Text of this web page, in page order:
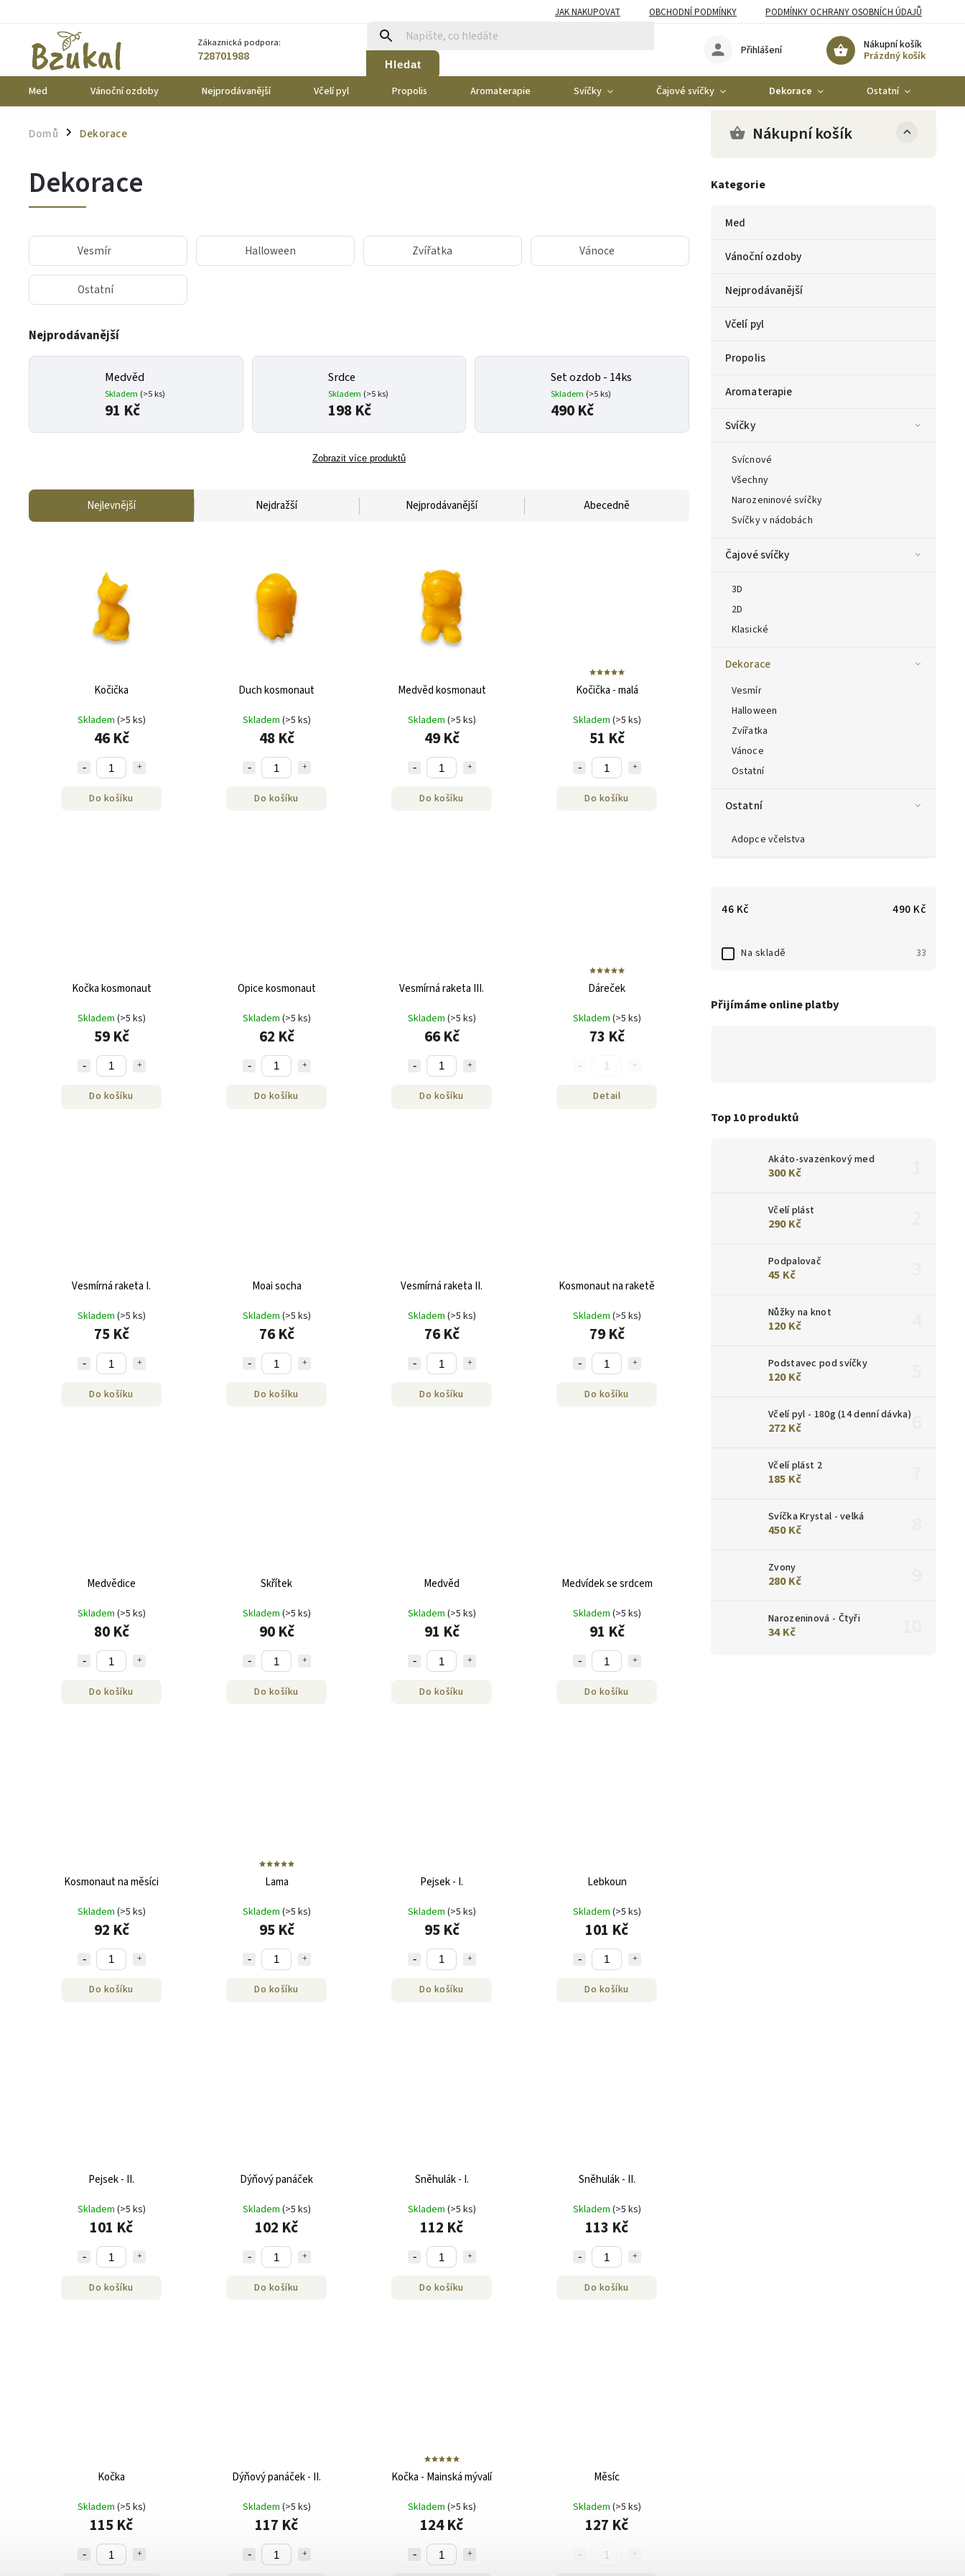
JAK NAKUPOVAT OBCHODNÍ PODMÍNKY PODMÍNKY OCHRANY OSOBNÍCH ÚDAJŮ
Zákaznická podpora:
728701988 Hledat
Nákupní košík
Prázdný košík
Přihlášení
Med Vánoční ozdoby Nejprodávanější Včelí pyl Propolis Aromaterapie Svíčky Čajové svíčky Dekorace Ostatní
Domů / Dekorace Nákupní košík
Kategorie
Med
Vánoční ozdoby
Nejprodávanější
Včelí pyl
Propolis
Aromaterapie
Svíčky
Svícnové
Všechny
Narozeninové svíčky
Svíčky v nádobách
Čajové svíčky
3D
2D
Klasické
Dekorace
Vesmír
Halloween
Zvířatka
Vánoce
Ostatní
Ostatní
Adopce včelstva
46 Kč 490 Kč
Na skladě 33
Přijímáme online platby
Top 10 produktů
Akáto-svazenkový med
300 Kč
Včelí plást
290 Kč
Podpalovač
45 Kč
Nůžky na knot
120 Kč
Podstavec pod svíčky
120 Kč
Včelí pyl - 180g (14 denní dávka)
272 Kč
Včelí plást 2
185 Kč
Svíčka Krystal - velká
450 Kč
Zvony
280 Kč
Narozeninová - Čtyři
34 Kč
Dekorace
Vesmír Halloween Zvířatka Vánoce
Ostatní
Nejprodávanější
Medvěd
Skladem (>5 ks)
91 Kč
Srdce
Skladem (>5 ks)
198 Kč
Set ozdob - 14ks
Skladem (>5 ks)
490 Kč
Zobrazit více produktů
Nejlevnější Nejdražší Nejprodávanější Abecedně
Kočička
Skladem (>5 ks)
46 Kč
Do košíku
Duch kosmonaut
Skladem (>5 ks)
48 Kč
Do košíku
Medvěd kosmonaut
Skladem (>5 ks)
49 Kč
Do košíku
Kočička - malá
Skladem (>5 ks)
51 Kč
Do košíku
Kočka kosmonaut
Skladem (>5 ks)
59 Kč
Do košíku
Opice kosmonaut
Skladem (>5 ks)
62 Kč
Do košíku
Vesmírná raketa III.
Skladem (>5 ks)
66 Kč
Do košíku
Dáreček
Skladem (>5 ks)
73 Kč
Detail
Vesmírná raketa I.
Skladem (>5 ks)
75 Kč
Do košíku
Moai socha
Skladem (>5 ks)
76 Kč
Do košíku
Vesmírná raketa II.
Skladem (>5 ks)
76 Kč
Do košíku
Kosmonaut na raketě
Skladem (>5 ks)
79 Kč
Do košíku
Medvědice
Skladem (>5 ks)
80 Kč
Do košíku
Skřítek
Skladem (>5 ks)
90 Kč
Do košíku
Medvěd
Skladem (>5 ks)
91 Kč
Do košíku
Medvídek se srdcem
Skladem (>5 ks)
91 Kč
Do košíku
Kosmonaut na měsíci
Skladem (>5 ks)
92 Kč
Do košíku
Lama
Skladem (>5 ks)
95 Kč
Do košíku
Pejsek - I.
Skladem (>5 ks)
95 Kč
Do košíku
Lebkoun
Skladem (>5 ks)
101 Kč
Do košíku
Pejsek - II.
Skladem (>5 ks)
101 Kč
Do košíku
Dýňový panáček
Skladem (>5 ks)
102 Kč
Do košíku
Sněhulák - I.
Skladem (>5 ks)
112 Kč
Do košíku
Sněhulák - II.
Skladem (>5 ks)
113 Kč
Do košíku
Kočka
Skladem (>5 ks)
115 Kč
Dýňový panáček - II.
Skladem (>5 ks)
117 Kč
Kočka - Mainská mývalí
Skladem (>5 ks)
124 Kč
Měsíc
Skladem (>5 ks)
127 Kč